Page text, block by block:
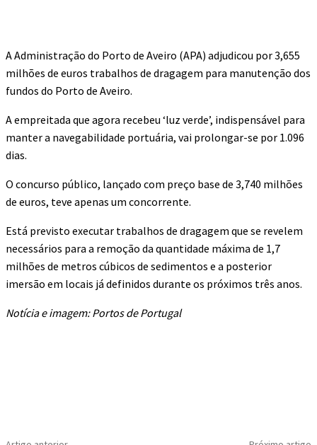
A Administração do Porto de Aveiro (APA) adjudicou por 3,655
milhões de euros trabalhos de dragagem para manutenção dos
fundos do Porto de Aveiro.
A empreitada que agora recebeu ‘luz verde’, indispensável para
manter a navegabilidade portuária, vai prolongar-se por 1.096
dias.
O concurso público, lançado com preço base de 3,740 milhões
de euros, teve apenas um concorrente.
Está previsto executar trabalhos de dragagem que se revelem
necessários para a remoção da quantidade máxima de 1,7
milhões de metros cúbicos de sedimentos e a posterior
imersão em locais já definidos durante os próximos três anos.
Notícia e imagem: Portos de Portugal